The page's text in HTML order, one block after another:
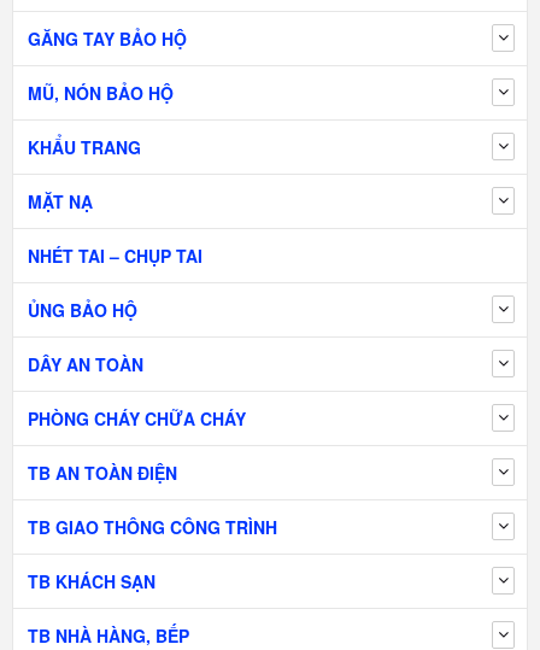
GĂNG TAY BẢO HỘ
MŨ, NÓN BẢO HỘ
KHẨU TRANG
MẶT NẠ
NHÉT TAI – CHỤP TAI
ỦNG BẢO HỘ
DÂY AN TOÀN
PHÒNG CHÁY CHỮA CHÁY
TB AN TOÀN ĐIỆN
TB GIAO THÔNG CÔNG TRÌNH
TB KHÁCH SẠN
TB NHÀ HÀNG, BẾP